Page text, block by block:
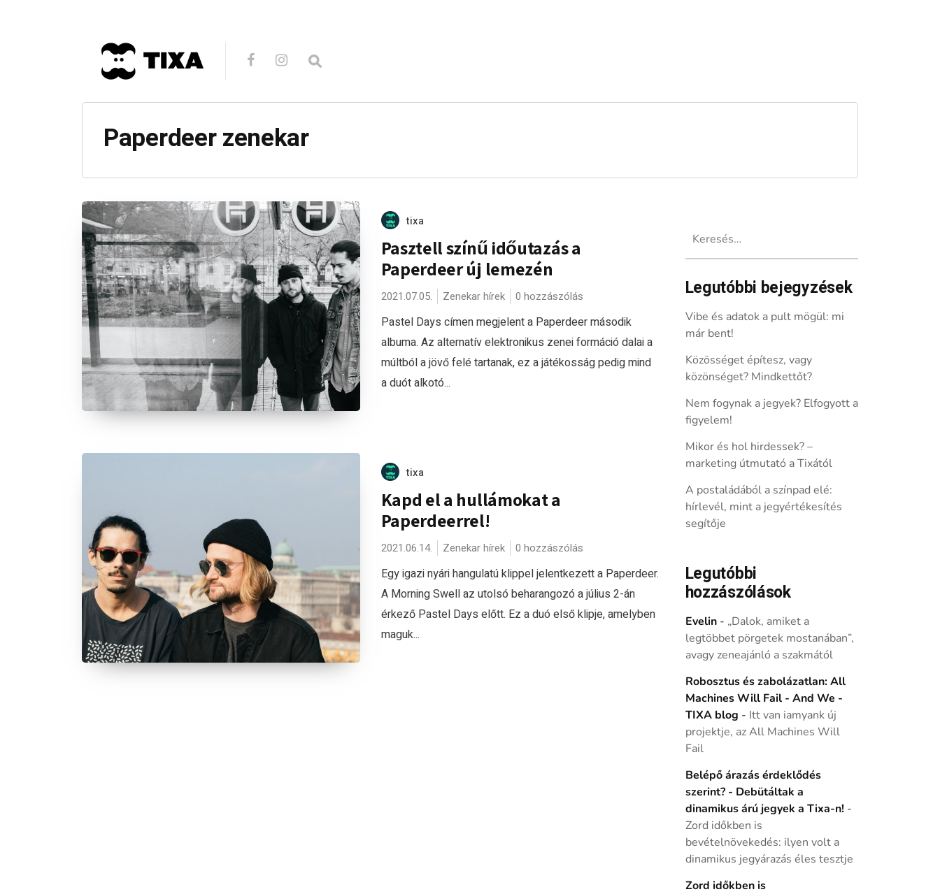
Paperdeer zenekar
tixa
Pasztell színű időutazás a
Paperdeer új lemezén
2021.07.05. Zenekar hírek 0 hozzászólás
Pastel Days címen megjelent a Paperdeer második
albuma. Az alternatív elektronikus zenei formáció dalai a
múltból a jövő felé tartanak, ez a játékosság pedig mind
a duót alkotó...
tixa
Kapd el a hullámokat a
Paperdeerrel!
2021.06.14. Zenekar hírek 0 hozzászólás
Egy igazi nyári hangulatú klippel jelentkezett a Paperdeer.
A Morning Swell az utolsó beharangozó a július 2-án
érkező Pastel Days előtt. Ez a duó első klipje, amelyben
maguk...
Legutóbbi bejegyzések
Vibe és adatok a pult mögül: mi
már bent!
Közösséget építesz, vagy
közönséget? Mindkettőt?
Nem fogynak a jegyek? Elfogyott a
figyelem!
Mikor és hol hirdessek? –
marketing útmutató a Tixától
A postaládából a színpad elé:
hírlevél, mint a jegyértékesítés
segítője
Legutóbbi
hozzászólások
Evelin- „Dalok, amiket a
legtöbbet pörgetek mostanában”,
avagy zeneajánló a szakmától
Robosztus és zabolázatlan: All
Machines Will Fail - And We -
TIXA blog - Itt van iamyank új
projektje, az All Machines Will
Fail
Belépő árazás érdeklődés
szerint? - Debütáltak a
dinamikus árú jegyek a Tixa-n! -
Zord időkben is
bevételnövekedés: ilyen volt a
dinamikus jegyárazás éles tesztje
Zord időkben is